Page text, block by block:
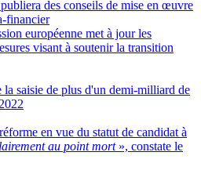
des conseils de mise en œuvre
financier
européenne met à jour les
visant à soutenir la transition
saisie de plus d'un demi-milliard de
en vue du statut de candidat à
au point mort », constate le